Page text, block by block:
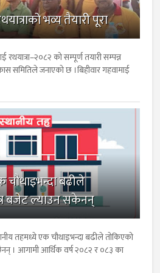
भव्य तैयारी पूरा
रथयात्रा–२०८२ को सम्पूर्ण तयारी सम्पन्न
समितिले जनाएको छ ।बिहीवार गहवामाई
बढीले
बजेट ल्याउन सकेनन्
तहमध्ये एक चौथाइभन्दा बढीले तोकिएको
। आगामी आर्थिक वर्ष २०८२ र ०८३ का